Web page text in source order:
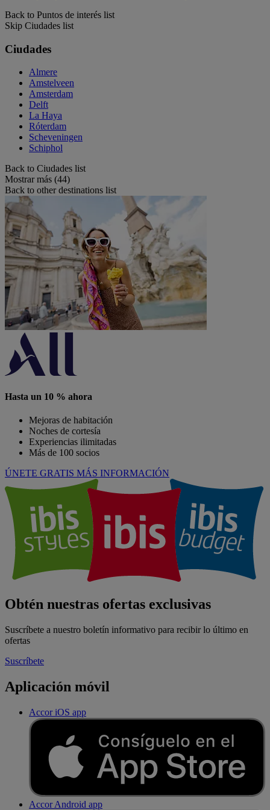
Back to Puntos de interés list
Skip Ciudades list
Ciudades
Almere
Amstelveen
Amsterdam
Delft
La Haya
Róterdam
Scheveningen
Schiphol
Back to Ciudades list
Mostrar más (44)
Back to other destinations list
Hasta un 10 % ahora
Mejoras de habitación
Noches de cortesía
Experiencias ilimitadas
Más de 100 socios
ÚNETE GRATIS MÁS INFORMACIÓN
Obtén nuestras ofertas exclusivas
Suscríbete a nuestro boletín informativo para recibir lo último en
ofertas
Suscríbete
Aplicación móvil
Accor iOS app
Accor Android app